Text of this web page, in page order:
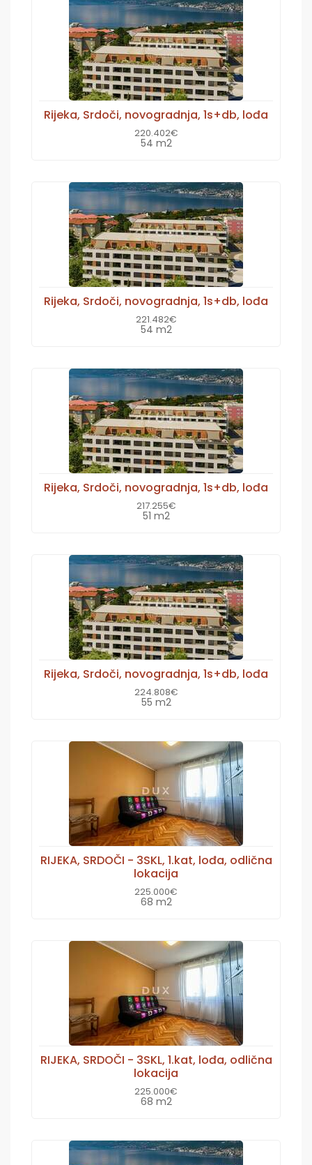
Rijeka, Srdoči, novogradnja, 1s+db, lođa
220.402€
54 m2
Rijeka, Srdoči, novogradnja, 1s+db, lođa
221.482€
54 m2
Rijeka, Srdoči, novogradnja, 1s+db, lođa
217.255€
51 m2
Rijeka, Srdoči, novogradnja, 1s+db, lođa
224.808€
55 m2
RIJEKA, SRDOČI - 3SKL, 1.kat, lođa, odlična
lokacija
225.000€
68 m2
RIJEKA, SRDOČI - 3SKL, 1.kat, lođa, odlična
lokacija
225.000€
68 m2